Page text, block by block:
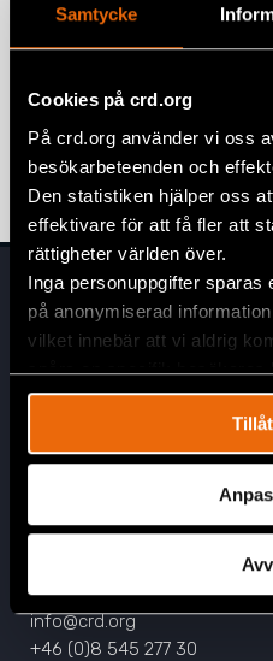
Samtycke
Cookies på crd.org
På crd.org använder vi oss
besökarbeteenden och
Den statistiken hjälper oss
effektivare för att få fler att
rättigheter världen över.
Inga personuppgifter sparas
på anonymiserad
vilket innebär att vi aldrig
spåra en specifik besökares
REMISSVAR 26 maj 2026
särskild kontroll av
och
REMISSVAR 4 mars 2026
Huvudkontor
Östgötagatan 90
Kontakta oss
info@crd.org
+46 (0)8 545 277 30